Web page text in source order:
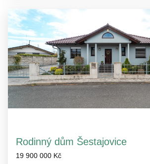
Rodinný dům Šestajovice
19 900 000 Kč